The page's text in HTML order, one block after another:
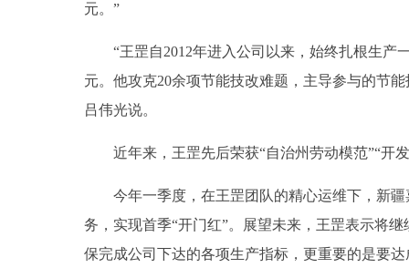
元。”
“王罡自2012年进入公司以来，始终扎根生产
元。他攻克20余项节能技改难题，主导参与的节
吕伟光说。
近年来，王罡先后荣获“自治州劳动模范”“开发
今年一季度，在王罡团队的精心运维下，新疆
务，实现首季“开门红”。展望未来，王罡表示将
保完成公司下达的各项生产指标，更重要的是要